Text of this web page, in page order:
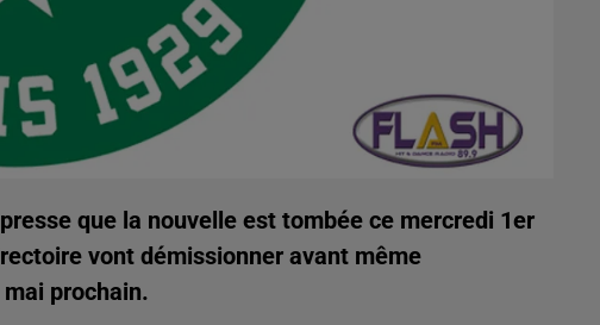
que la nouvelle est tombée ce mercredi 1er
vont démissionner avant même
mai prochain.